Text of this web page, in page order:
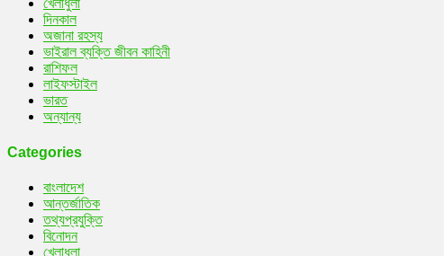
খেলাধুলা
দিনকাল
অজানা রহস্য
ভাইরাল ব্যক্তি জীবন কাহিনী
রাশিফল
লাইফস্টাইল
ভারত
অন্যান্য
Categories
বাংলাদেশ
আন্তর্জাতিক
তথ্যপ্রযুক্তি
বিনোদন
খেলাধুলা